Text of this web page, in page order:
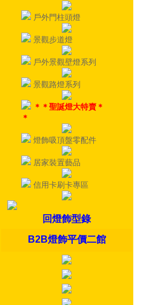
戶外門柱頭燈
景觀步道燈
戶外景觀壁燈系列
景觀路燈系列
＊＊聖誕燈大特賣＊
＊
燈飾吸頂盤零配件
居家裝置藝品
信用卡刷卡專區
回燈飾型錄
B2B燈飾平價二館